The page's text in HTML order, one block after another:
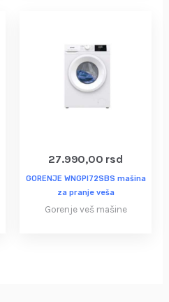
27.990,00 rsd
GORENJE WNGPI72SBS mašina
za pranje veša
Gorenje veš mašine